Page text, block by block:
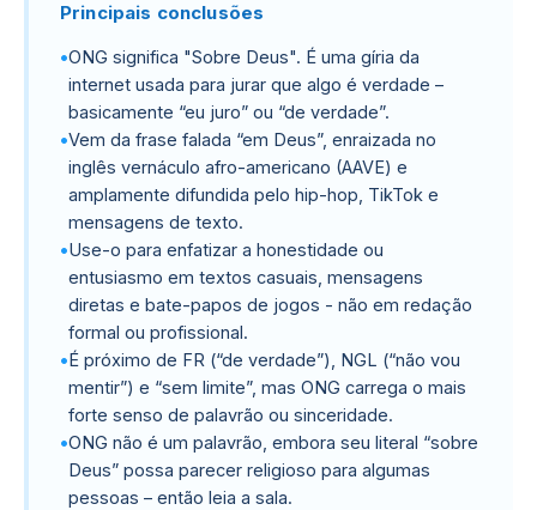
Principais conclusões
ONG significa "Sobre Deus". É uma gíria da
internet usada para jurar que algo é verdade –
basicamente “eu juro” ou “de verdade”.
Vem da frase falada “em Deus”, enraizada no
inglês vernáculo afro-americano (AAVE) e
amplamente difundida pelo hip-hop, TikTok e
mensagens de texto.
Use-o para enfatizar a honestidade ou
entusiasmo em textos casuais, mensagens
diretas e bate-papos de jogos - não em redação
formal ou profissional.
É próximo de FR (“de verdade”), NGL (“não vou
mentir”) e “sem limite”, mas ONG carrega o mais
forte senso de palavrão ou sinceridade.
ONG não é um palavrão, embora seu literal “sobre
Deus” possa parecer religioso para algumas
pessoas – então leia a sala.